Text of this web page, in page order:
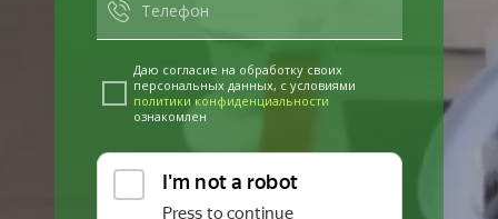
Даю согласие на обработку своих
персональных данных, с условиями
политики конфиденциальности
ознакомлен